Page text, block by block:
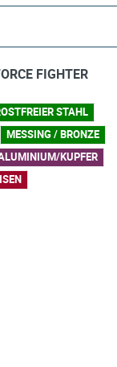
FIGHTER
STAHL
MESSING / BRONZE
KUPFER